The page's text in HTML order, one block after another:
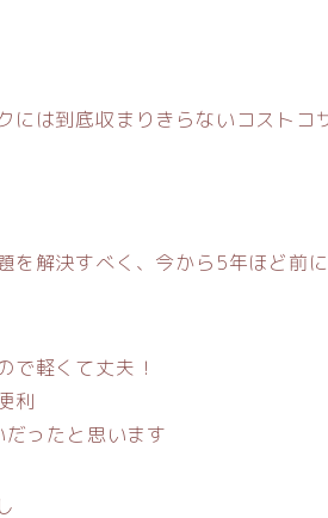
には到底収まりきらないコストコ
を解決すべく、今から5年ほど前
で軽くて丈夫！
利
ったと思います